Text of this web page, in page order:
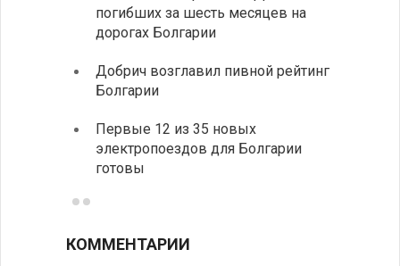
погибших за шесть месяцев на
дорогах Болгарии
Добрич возглавил пивной рейтинг
Болгарии
Первые 12 из 35 новых
электропоездов для Болгарии
готовы
КОММЕНТАРИИ